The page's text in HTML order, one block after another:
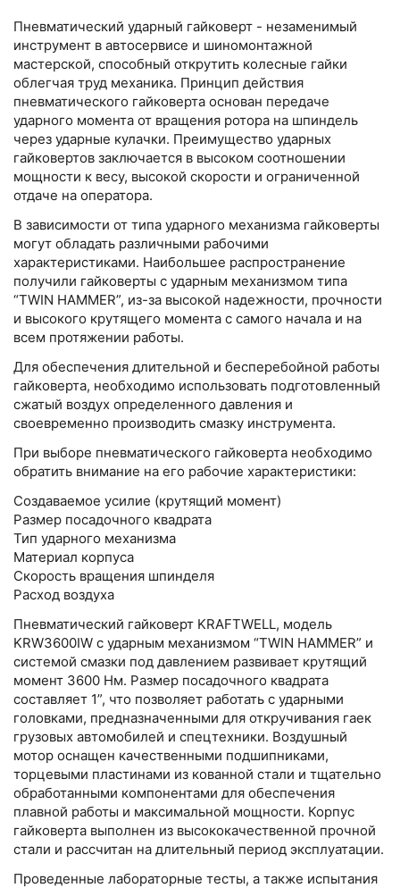
Пневматический ударный гайковерт - незаменимый
инструмент в автосервисе и шиномонтажной
мастерской, способный открутить колесные гайки
облегчая труд механика. Принцип действия
пневматического гайковерта основан передаче
ударного момента от вращения ротора на шпиндель
через ударные кулачки. Преимущество ударных
гайковертов заключается в высоком соотношении
мощности к весу, высокой скорости и ограниченной
отдаче на оператора.
В зависимости от типа ударного механизма гайковерты
могут обладать различными рабочими
характеристиками. Наибольшее распространение
получили гайковерты с ударным механизмом типа
“TWIN HAMMER”, из-за высокой надежности, прочности
и высокого крутящего момента с самого начала и на
всем протяжении работы.
Для обеспечения длительной и бесперебойной работы
гайковерта, необходимо использовать подготовленный
сжатый воздух определенного давления и
своевременно производить смазку инструмента.
При выборе пневматического гайковерта необходимо
обратить внимание на его рабочие характеристики:
Создаваемое усилие (крутящий момент)
Размер посадочного квадрата
Тип ударного механизма
Материал корпуса
Скорость вращения шпинделя
Расход воздуха
Пневматический гайковерт KRAFTWELL, модель
KRW3600IW с ударным механизмом “TWIN HAMMER” и
системой смазки под давлением развивает крутящий
момент 3600 Нм. Размер посадочного квадрата
составляет 1”, что позволяет работать с ударными
головками, предназначенными для откручивания гаек
грузовых автомобилей и спецтехники. Воздушный
мотор оснащен качественными подшипниками,
торцевыми пластинами из кованной стали и тщательно
обработанными компонентами для обеспечения
плавной работы и максимальной мощности. Корпус
гайковерта выполнен из высококачественной прочной
стали и рассчитан на длительный период эксплуатации.
Проведенные лабораторные тесты, а также испытания